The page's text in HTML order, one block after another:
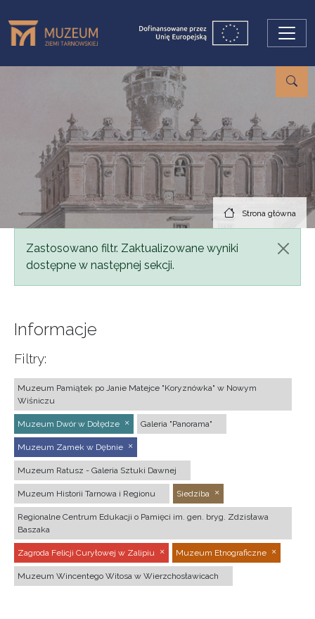
Strona główna
Komunikat
Zastosowano filtr. Zaktualizowane wyniki
dostępne w następnej sekcji.
Informacje
Filtry:
Muzeum Pamiątek po Janie Matejce "Koryznówka" w Nowym
Wiśniczu
Muzeum Dwór w Dołędze Galeria "Panorama"
Muzeum Zamek w Dębnie
Muzeum Ratusz - Galeria Sztuki Dawnej
Muzeum Historii Tarnowa i Regionu Siedziba
Regionalne Centrum Edukacji o Pamięci im. gen. bryg. Zdzisława
Baszaka
Zagroda Felicji Curyłowej w Zalipiu Muzeum Etnograficzne
Muzeum Wincentego Witosa w Wierzchosławicach